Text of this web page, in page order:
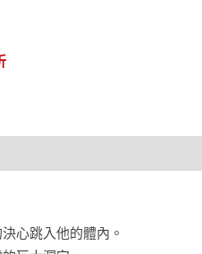
心跳入他的體內。